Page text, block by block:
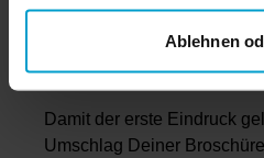
Ablehnen
Quadratdruck XL mit
Damit der erste Eindruck
Umschlag Deiner Broschüre